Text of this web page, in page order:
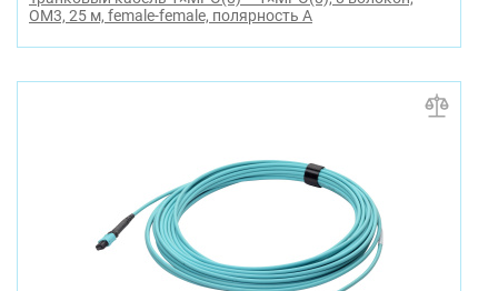
OM3, 25 м, female-female, полярность A